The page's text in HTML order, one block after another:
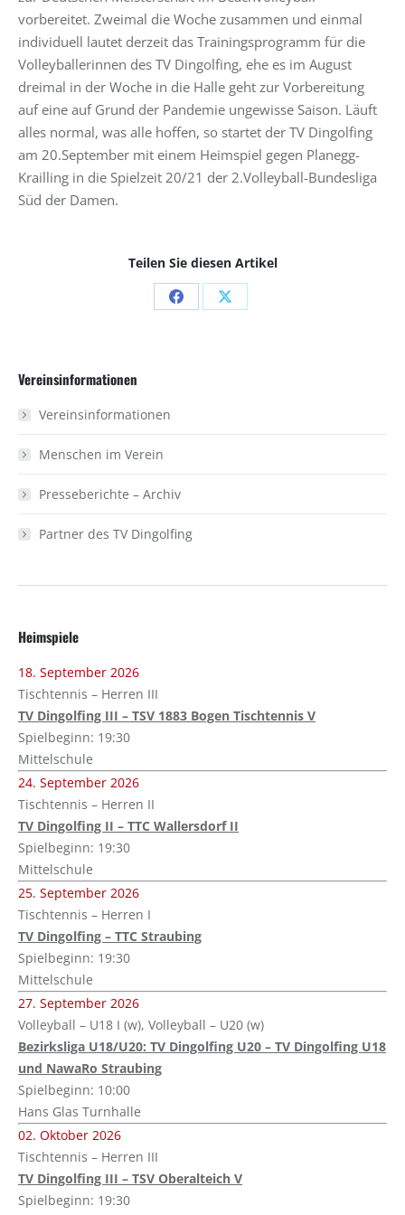
vorbereitet. Zweimal die Woche zusammen und einmal
individuell lautet derzeit das Trainingsprogramm für die
Volleyballerinnen des TV Dingolfing, ehe es im August
dreimal in der Woche in die Halle geht zur Vorbereitung
auf eine auf Grund der Pandemie ungewisse Saison. Läuft
alles normal, was alle hoffen, so startet der TV Dingolfing
am 20.September mit einem Heimspiel gegen Planegg-
Krailling in die Spielzeit 20/21 der 2.Volleyball-Bundesliga
Süd der Damen.
Teilen Sie diesen Artikel
Share Share
Vereinsinformationen
Vereinsinformationen
Menschen im Verein
Presseberichte – Archiv
Partner des TV Dingolfing
Heimspiele
18. September 2026
Tischtennis – Herren III
TV Dingolfing III – TSV 1883 Bogen Tischtennis V
Spielbeginn: 19:30
Mittelschule
24. September 2026
Tischtennis – Herren II
TV Dingolfing II – TTC Wallersdorf II
Spielbeginn: 19:30
Mittelschule
25. September 2026
Tischtennis – Herren I
TV Dingolfing – TTC Straubing
Spielbeginn: 19:30
Mittelschule
27. September 2026
Volleyball – U18 I (w), Volleyball – U20 (w)
Bezirksliga U18/U20: TV Dingolfing U20 – TV Dingolfing U18
und NawaRo Straubing
Spielbeginn: 10:00
Hans Glas Turnhalle
02. Oktober 2026
Tischtennis – Herren III
TV Dingolfing III – TSV Oberalteich V
Spielbeginn: 19:30